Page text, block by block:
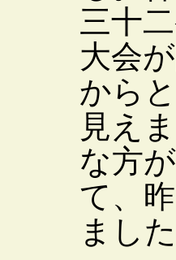
三十
大会
から
見え
な方
て、
ました